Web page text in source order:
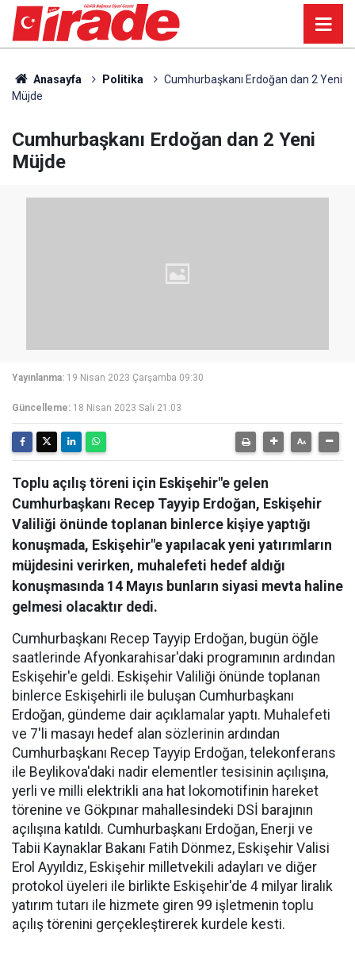
Anasayfa Politika
Cumhurbaşkanı Erdoğan dan 2 Yeni
Müjde
Cumhurbaşkanı Erdoğan dan 2 Yeni
Müjde
Yayınlanma: 19 Nisan 2023 Çarşamba 09:30
Güncelleme: 18 Nisan 2023 Salı 21:03
Toplu açılış töreni için Eskişehir"e gelen
Cumhurbaşkanı Recep Tayyip Erdoğan, Eskişehir
Valiliği önünde toplanan binlerce kişiye yaptığı
konuşmada, Eskişehir"e yapılacak yeni yatırımların
müjdesini verirken, muhalefeti hedef aldığı
konuşmasında 14 Mayıs bunların siyasi mevta haline
gelmesi olacaktır dedi.
Cumhurbaşkanı Recep Tayyip Erdoğan, bugün öğle
saatlerinde Afyonkarahisar'daki programının ardından
Eskişehir'e geldi. Eskişehir Valiliği önünde toplanan
binlerce Eskişehirli ile buluşan Cumhurbaşkanı
Erdoğan, gündeme dair açıklamalar yaptı. Muhalefeti
ve 7'li masayı hedef alan sözlerinin ardından
Cumhurbaşkanı Recep Tayyip Erdoğan, telekonferans
ile Beylikova'daki nadir elementler tesisinin açılışına,
yerli ve milli elektrikli ana hat lokomotifinin hareket
törenine ve Gökpınar mahallesindeki DSİ barajının
açılışına katıldı. Cumhurbaşkanı Erdoğan, Enerji ve
Tabii Kaynaklar Bakanı Fatih Dönmez, Eskişehir Valisi
Erol Ayyıldız, Eskişehir milletvekili adayları ve diğer
protokol üyeleri ile birlikte Eskişehir'de 4 milyar liralık
yatırım tutarı ile hizmete giren 99 işletmenin toplu
açılış törenini gerçekleştirerek kurdele kesti.